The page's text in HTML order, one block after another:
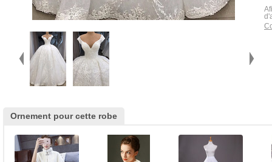
Ornement pour cette robe